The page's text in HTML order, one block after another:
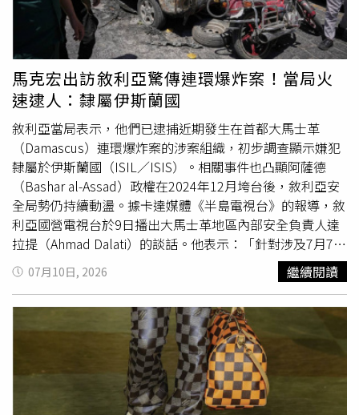
譽是印度繼《貧民百萬富翁》、《三個傻瓜》後最感動人心
的電影，不僅被「好萊塢報導」稱之為「今年最具震撼力的
電影」，「衛報」更挑明警告觀眾「帶上面紙，你會泣不成
聲！」。《我們要回家》將於8月7日全台上映。寶萊塢影帝
伊尚卡特（左）和維夏爾傑特瓦在《我們要回家》中一起報
考警察學校，未料遭到命運捉弄。（圖／海鵬提供）
（Heritage atRisk Register）。為確保建築及民眾安全，教
堂牧師海恩斯（Rev Richard Hines）代表教會向地方政府提
出拆除尖塔申請。由於教堂屬於受法律保護的歷史建築，任
何修繕或拆除工程都必須經過審核並取得許可。申請文件指
出，雖然拆除尖塔將使教堂在周邊開闊鄉村景觀中的地標性
降低，但現階段已無法忽視尖塔的結構安全問題，因此不得
不採取相關措施。地方議會最終同意拆除計畫。保育官員坦
言，失去尖塔勢必削弱教堂作為當地重要地標的歷史意義，
對此深感遺憾，但考量尖塔目前已存在嚴重結構缺陷，拆除
仍是不得不做的決定。根據規劃，工程將拆除尖塔上半部，
保留下方結構，並改建為覆蓋鉛板的新屋頂，希望藉此解決
多年來困擾教堂的漏水問題，同時降低建築受損風險。教會
表示，未來若能募集足夠資金，仍希望依照原貌重建尖塔，
不過目前尚未公布所需經費及施工時程。依照核准條件，拆
除工程須於3年內動工。英國維多利亞協會（The Victorian
Society）則呼籲，相關單位應盡快提出重建計畫，並在拆
除前完整記錄尖塔的結構與細節，作為未來復原的重要依
馬克宏出訪敘利亞驚傳連環爆炸案！當局火
速逮人：隸屬伊斯蘭國
敘利亞當局表示，他們已逮捕近期發生在首都大馬士革
（Damascus）連環爆炸案的涉案組織，初步調查顯示嫌犯
隸屬於伊斯蘭國（ISIL／ISIS）。相關事件也凸顯阿薩德
（Bashar al-Assad）政權在2024年12月垮台後，敘利亞安
全局勢仍持續動盪。據卡達媒體《半島電視台》的報導，敘
利亞國營電視台於9日播出大馬士革地區內部安全負責人達
拉提（Ahmad Dalati）的談話。他表示：「針對涉及7月7日
大馬士革爆炸案之涉案組織成員的初步調查顯示，該組織隸
屬於伊斯蘭國。」當天，法國總統馬克宏（Emmanuel
Macron）訪問大馬士革期間，當地接連發生2起爆炸，造成
1人死亡36人受傷。此前一週，1枚炸彈才在1間深受律師歡
迎的咖啡廳爆炸，造成10人死亡、21人受傷。敘利亞內政
部長哈塔卜（Anas Khattab）稍早於9日宣布，策劃這些爆
炸攻擊的嫌犯已遭逮捕。他在《敘利亞阿拉伯通訊社》
（Syrian Arab News Agency）發布的聲明中稱：「策劃2天
07月10日, 2026 繼續閱讀